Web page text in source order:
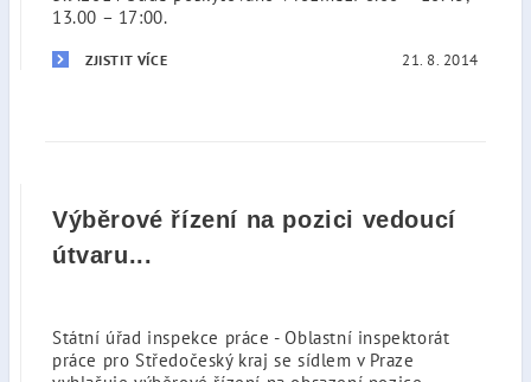
13.00 – 17:00.
ZJISTIT VÍCE 21. 8. 2014
Výběrové řízení na pozici vedoucí
útvaru...
Státní úřad inspekce práce - Oblastní inspektorát
práce pro Středočeský kraj se sídlem v Praze